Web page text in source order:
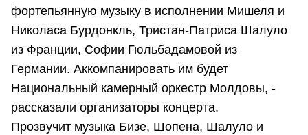
фортепьянную музыку в исполнении Мишеля и
Николаса Бурдонкль, Тристан-Патриса Шалуло
из Франции, Софии Гюльбадамовой из
Германии. Аккомпанировать им будет
Национальный камерный оркестр Молдовы, -
рассказали организаторы концерта.
Прозвучит музыка Бизе, Шопена, Шалуло и